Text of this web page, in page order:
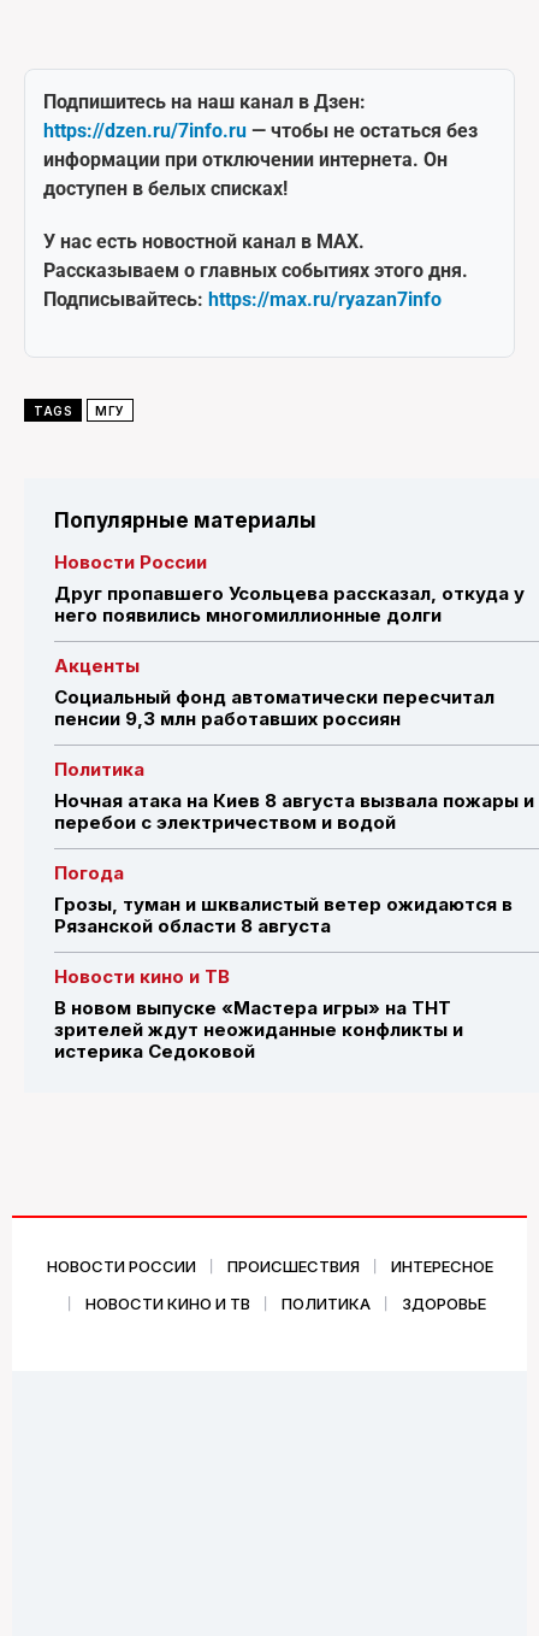
Подпишитесь на наш канал в Дзен:
https://dzen.ru/7info.ru — чтобы не остаться без
информации при отключении интернета. Он
доступен в белых списках!
У нас есть новостной канал в MAX.
Рассказываем о главных событиях этого дня.
Подписывайтесь: https://max.ru/ryazan7info
TAGS МГУ
Популярные материалы
Новости России
Друг пропавшего Усольцева рассказал, откуда у
него появились многомиллионные долги
Акценты
Социальный фонд автоматически пересчитал
пенсии 9,3 млн работавших россиян
Политика
Ночная атака на Киев 8 августа вызвала пожары и
перебои с электричеством и водой
Погода
Грозы, туман и шквалистый ветер ожидаются в
Рязанской области 8 августа
Новости кино и ТВ
В новом выпуске «Мастера игры» на ТНТ
зрителей ждут неожиданные конфликты и
истерика Седоковой
НОВОСТИ РОССИИ ПРОИСШЕСТВИЯ
ИНТЕРЕСНОЕ
НОВОСТИ КИНО И ТВ
ПОЛИТИКА ЗДОРОВЬЕ